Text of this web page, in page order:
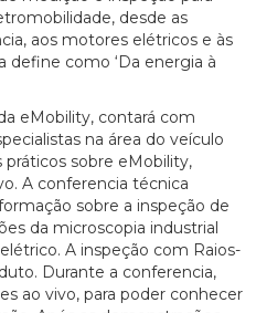
desde as
aos motores elétricos e às
define como ‘Da energia à
eMobility, contará com
na área do veículo
sobre eMobility,
A conferencia técnica
sobre a inspeção de
da microscopia industrial
A inspeção com Raios-
Durante a conferencia,
ao vivo, para poder conhecer